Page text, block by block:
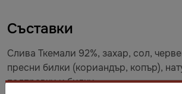
Съставки
Слива Ткемали 92%, захар, сол,
пресни билки (кориандър, копър),
подправки и билки.